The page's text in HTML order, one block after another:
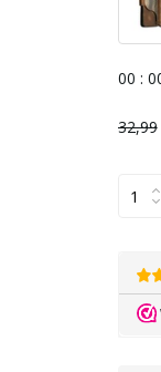
00 : 0
32,99